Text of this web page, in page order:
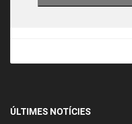
ÚLTIMES NOTÍCIES